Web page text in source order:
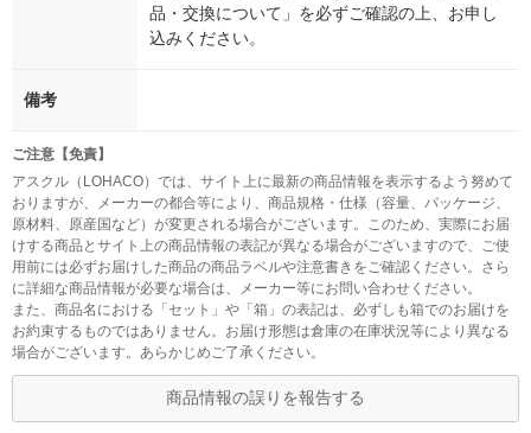
品・交換について」を必ずご確認の上、お申し
込みください。
備考
ご注意【免責】
アスクル（LOHACO）では、サイト上に最新の商品情報を表示するよう努めて
おりますが、メーカーの都合等により、商品規格・仕様（容量、パッケージ、
原材料、原産国など）が変更される場合がございます。このため、実際にお届
けする商品とサイト上の商品情報の表記が異なる場合がございますので、ご使
用前には必ずお届けした商品の商品ラベルや注意書きをご確認ください。さら
に詳細な商品情報が必要な場合は、メーカー等にお問い合わせください。
また、商品名における「セット」や「箱」の表記は、必ずしも箱でのお届けを
お約束するものではありません。お届け形態は倉庫の在庫状況等により異なる
場合がございます。あらかじめご了承ください。
商品情報の誤りを報告する